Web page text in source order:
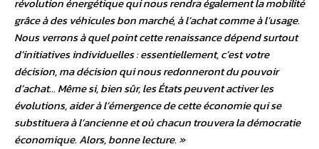
révolution énergétique qui nous rendra également la mobilité
grâce à des véhicules bon marché, à l’achat comme à l’usage.
Nous verrons à quel point cette renaissance dépend surtout
d’initiatives individuelles : essentiellement, c’est votre
décision, ma décision qui nous redonneront du pouvoir
d’achat… Même si, bien sûr, les États peuvent activer les
évolutions, aider à l’émergence de cette économie qui se
substituera à l’ancienne et où chacun trouvera la démocratie
économique. Alors, bonne lecture. »